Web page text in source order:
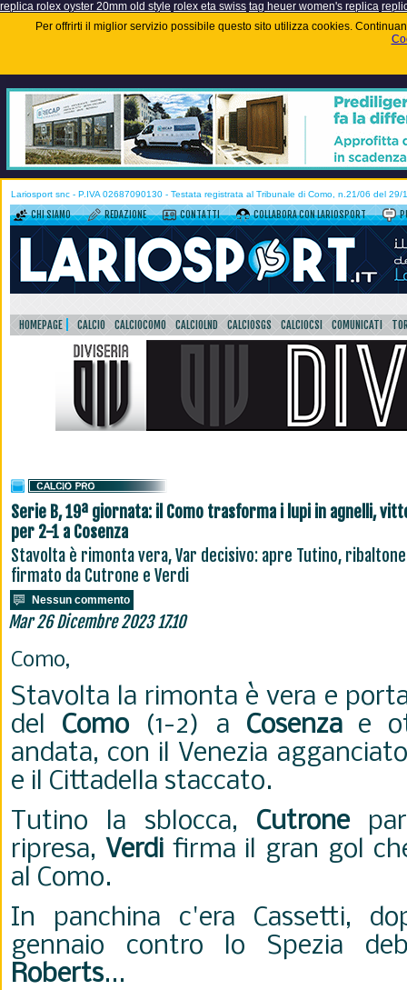
replica rolex oyster 20mm old style rolex eta swiss tag heuer women's replica
Per offrirti il miglior servizio possibile questo sito utilizza cookies.
Lariosport snc - P.IVA 02687090130 - Testata registrata al Tribunale di Como, n.21/06 del 29/
CHI SIAMO REDAZIONE CONTATTI COLLABORA CON LARIOSPORT
HOMEPAGE CALCIO CALCIOCOMO CALCIOLND CALCIOSGS CALCIOCSI COMUNICATI
Serie B, 19ª giornata: il Como trasforma i lupi in agnelli,
per 2-1 a Cosenza
Stavolta è rimonta vera, Var decisivo: apre Tutino, ribaltone
firmato da Cutrone e Verdi
Nessun commento
Mar 26 Dicembre 2023 17.10
Como,
Stavolta la rimonta è vera e
del Como(1-2) a Cosenzae
andata, con il Venezia
e il Cittadella staccato.
Tutino la sblocca, Cutrone
ripresa, Verdifirma il gran gol
al Como.
In panchina c'era Cassetti,
gennaio contro lo Spezia
Roberts...